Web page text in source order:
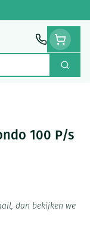
Zoek
100 P/s
dan bekijken we